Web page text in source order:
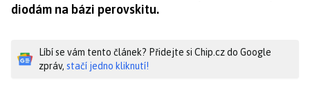
diodám na bázi perovskitu.
Líbí se vám tento článek? Přidejte si Chip.cz do Google
zpráv, stačí jedno kliknutí!